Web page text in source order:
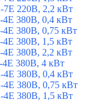
7E 220В, 2,2 кВт
4E 380В, 0,4 кВт
4E 380В, 0,75 кВт
4E 380В, 1,5 кВт
4E 380В, 2,2 кВт
4E 380В, 4 кВт
4E 380В, 0,4 кВт
4E 380В, 0,75 кВт
4E 380В, 1,5 кВт